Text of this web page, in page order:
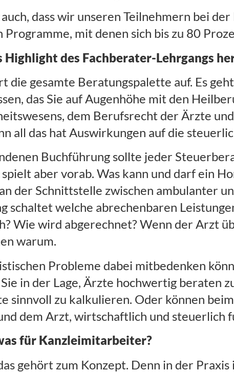
dass wir unseren Teilnehmern bei
Programme, mit denen sich bis zu 80
Highlight des Fachberater-Lehrgangs
die gesamte Beratungspalette auf. Es
das Sie auf Augenhöhe mit den
dem Berufsrecht der Ärzte
all das hat Auswirkungen auf die
Buchführung sollte jeder
aber vorab. Was kann und darf ein
der Schnittstelle zwischen ambulanter
schaltet welche abrechenbaren
Wie wird abgerechnet? Wenn der Arzt
warum.
Probleme dabei mitbedenken
in der Lage, Ärzte hochwertig beraten
sinnvoll zu kalkulieren. Oder können
dem Arzt, wirtschaftlich und steuerlich
für Kanzleimitarbeiter?
gehört zum Konzept. Denn in der